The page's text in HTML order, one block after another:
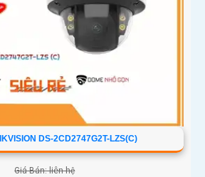
DS-2CD2747G2T-LZS(C)
Giá Bán: liên hệ